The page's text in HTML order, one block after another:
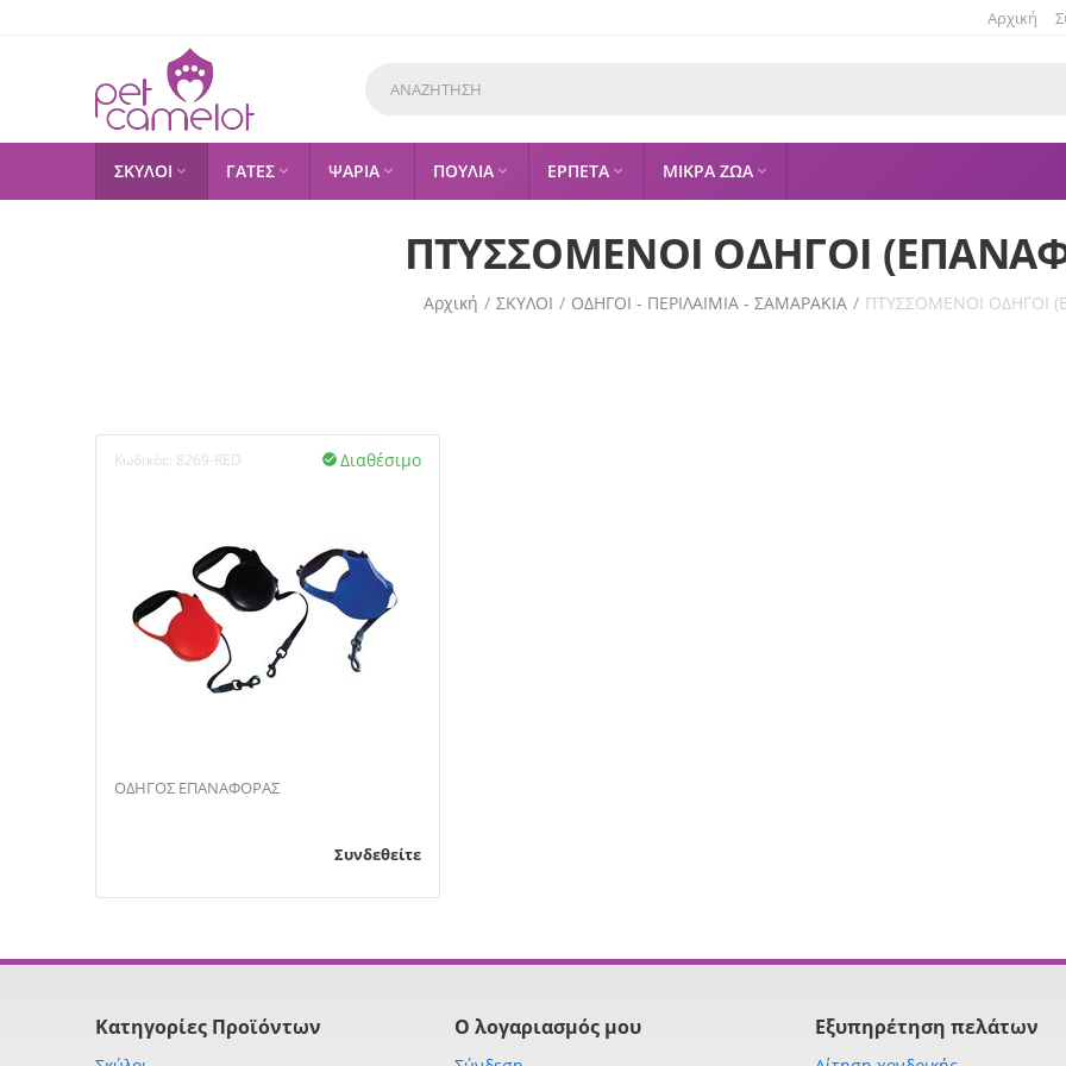
Αρχική
ΣΚΥΛΟΙ  ΓΑΤΕΣ  ΨΑΡΙΑ  ΠΟΥΛΙΑ  ΕΡΠΕΤΑ  ΜΙΚΡΑ ΖΩΑ 
ΠΤΥΣΣΟΜΕΝΟΙ ΟΔΗΓΟΙ
Αρχική / ΣΚΥΛΟΙ / ΟΔΗΓΟΙ - ΠΕΡΙΛΑΙΜΙΑ - ΣΑΜΑΡΑΚΙΑ / ΠΤΥΣΣΟΜΕΝΟΙ ΟΔΗΓΟΙ
Κωδικός: 8269-RED Διαθέσιμο

ΟΔΗΓΟΣ ΕΠΑΝΑΦΟΡΑΣ
Συνδεθείτε
Κατηγορίες Προϊόντων Ο λογαριασμός μου Εξυπηρέτηση πελάτων